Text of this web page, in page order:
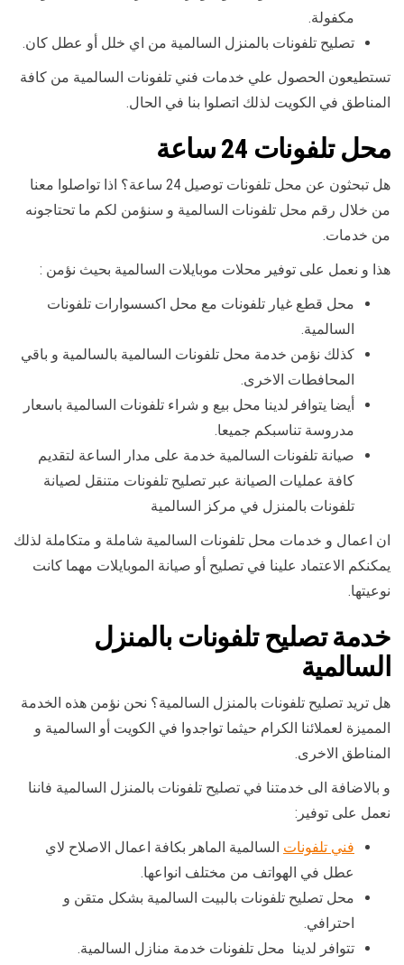
مكفولة.
تصليح تلفونات بالمنزل السالمية من اي خلل أو عطل كان.
تستطيعون الحصول علي خدمات فني تلفونات السالمية من كافة
المناطق في الكويت لذلك اتصلوا بنا في الحال.
محل تلفونات 24 ساعة
هل تبحثون عن محل تلفونات توصيل 24 ساعة؟ اذا تواصلوا معنا
من خلال رقم محل تلفونات السالمية و سنؤمن لكم ما تحتاجونه
من خدمات.
هذا و نعمل على توفير محلات موبايلات السالمية بحيث نؤمن :
محل قطع غيار تلفونات مع محل اكسسوارات تلفونات
السالمية.
كذلك نؤمن خدمة محل تلفونات السالمية بالسالمية و باقي
المحافطات الاخرى.
أيضا يتوافر لدينا محل بيع و شراء تلفونات السالمية باسعار
مدروسة تناسبكم جميعا.
صيانة تلفونات السالمية خدمة على مدار الساعة لتقديم
كافة عمليات الصيانة عبر تصليح تلفونات متنقل لصيانة
تلفونات بالمنزل في مركز السالمية
ان اعمال و خدمات محل تلفونات السالمية شاملة و متكاملة لذلك
يمكنكم الاعتماد علينا في تصليح أو صيانة الموبايلات مهما كانت
نوعيتها.
خدمة تصليح تلفونات بالمنزل
السالمية
هل تريد تصليح تلفونات بالمنزل السالمية؟ نحن نؤمن هذه الخدمة
المميزة لعملائنا الكرام حيثما تواجدوا في الكويت أو السالمية و
المناطق الاخرى.
و بالاضافة الى خدمتنا في تصليح تلفونات بالمنزل السالمية فاننا
نعمل على توفير:
فني تلفونات السالمية الماهر بكافة اعمال الاصلاح لاي
عطل في الهواتف من مختلف انواعها.
محل تصليح تلفونات بالبيت السالمية بشكل متقن و
احترافي.
تتوافر لدينا محل تلفونات خدمة منازل السالمية.